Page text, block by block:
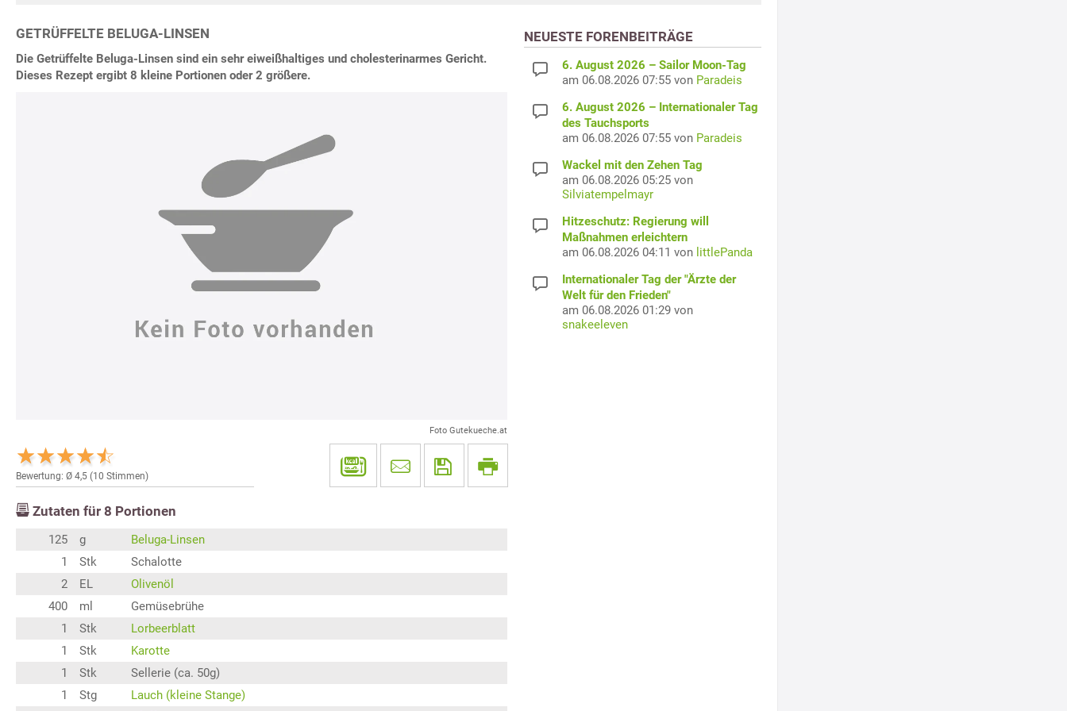
GETRÜFFELTE BELUGA-LINSEN
Die Getrüffelte Beluga-Linsen sind ein sehr eiweißhaltiges und cholesterinarmes Gericht.
Dieses Rezept ergibt 8 kleine Portionen oder 2 größere.
Foto Gutekueche.at
Bewertung: Ø 4,5 (10 Stimmen)
Zutaten für 8 Portionen
125 g
Beluga-Linsen
1
Stk
Schalotte
2
EL
Olivenöl
400
ml
Gemüsebrühe
1
Stk
Lorbeerblatt
1
Stk
Karotte
1
Stk
Sellerie (ca. 50g)
1
Stg
Lauch (kleine Stange)
NEUESTE FORENBEITRÄGE
6. August 2026 – Sailor Moon-Tag
am 06.08.2026 07:55 von Paradeis
6. August 2026 – Internationaler Tag
des Tauchsports
am 06.08.2026 07:55 von Paradeis
Wackel mit den Zehen Tag
am 06.08.2026 05:25 von
Silviatempelmayr
Hitzeschutz: Regierung will
Maßnahmen erleichtern
am 06.08.2026 04:11 von littlePanda
Internationaler Tag der "Ärzte der
Welt für den Frieden"
am 06.08.2026 01:29 von
snakeeleven